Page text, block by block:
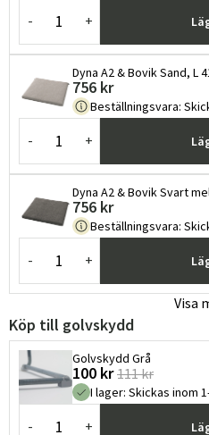
- +
Dyna A2 & Bovik Sand, L
756 kr
Beställningsvara:
- +
Dyna A2 & Bovik Svart
756 kr
Beställningsvara:
- +
Visa
Köp till golvskydd
Golvskydd Grå
100 kr 111 kr
I lager: Skickas inom
- +